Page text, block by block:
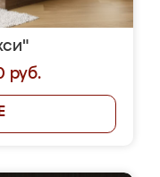
руб.